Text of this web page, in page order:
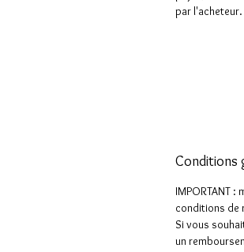
par l'acheteur.
Conditions
IMPORTANT
conditions de
Si vous
un